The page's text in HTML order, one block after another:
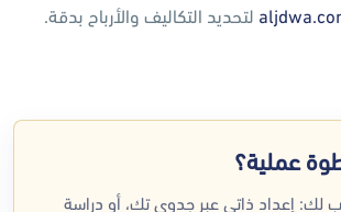
لتحديد التكاليف والأرباح بدقة.
عملية؟
لك: إعداد ذاتي عبر جدوى تك، أو دراسة